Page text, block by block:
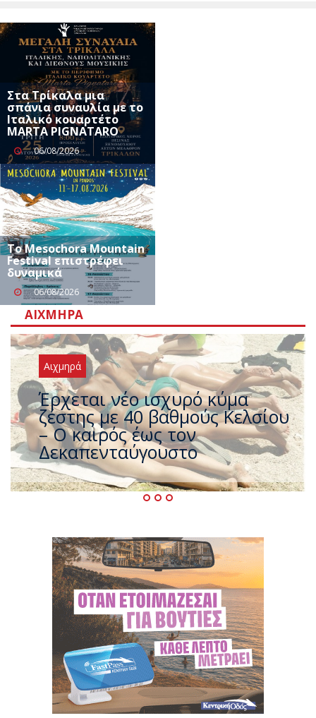
Στα Τρίκαλα μια
σπάνια συναυλία με το
Ιταλικό κουαρτέτο
MARTA PIGNATARO
06/08/2026
Το Mesochora Mountain
Festival επιστρέφει
δυναμικά
06/08/2026
ΑΙΧΜΗΡΆ
Αιχμηρά
Άφαντος ο Τσίπρας… την ώρα
που η χώρα καίγεται